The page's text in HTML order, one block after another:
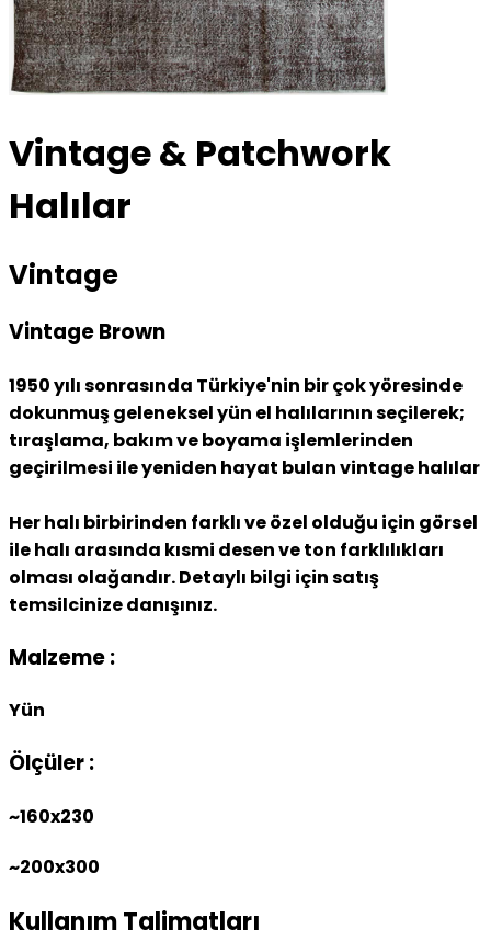
Vintage & Patchwork
Halılar
Vintage
Vintage Brown
1950 yılı sonrasında Türkiye'nin bir çok yöresinde
dokunmuş geleneksel yün el halılarının seçilerek;
tıraşlama, bakım ve boyama işlemlerinden
geçirilmesi ile yeniden hayat bulan vintage halılar
Her halı birbirinden farklı ve özel olduğu için görsel
ile halı arasında kısmi desen ve ton farklılıkları
olması olağandır. Detaylı bilgi için satış
temsilcinize danışınız.
Malzeme :
Yün
Ölçüler :
~160x230
~200x300
Kullanım Talimatları